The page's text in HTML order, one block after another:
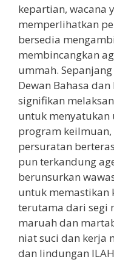
kepartian, wacana
memperlihatkan
bersedia
membincangkan
ummah.
Dewan Bahasa
signifikan
untuk
program keilmuan,
persuratan
pun terkandung
berunsurkan
untuk memastikan
terutama dari segi
maruah dan
niat suci dan kerja
dan lindungan